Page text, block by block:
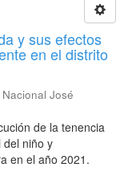
y sus efectos
en el distrito
José
de la tenencia
del niño y
en el año 2021.